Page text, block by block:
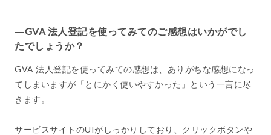
―GVA 法人登記を使ってみてのご感想はいかがでし
たでしょうか？
GVA 法人登記を使ってみての感想は、ありがちな感想になっ
てしまいますが「とにかく使いやすかった」という一言に尽
きます。
サービスサイトのUIがしっかりしており、クリックボタンや